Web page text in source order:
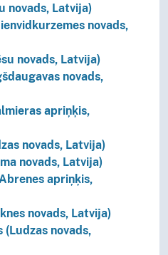
novads, Latvija)
novads,
novads, Latvija)
novads,
apriņķis,
novads, Latvija)
novads, Latvija)
apriņķis,
novads, Latvija)
(Ludzas novads,